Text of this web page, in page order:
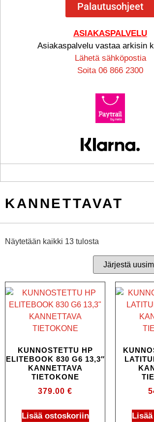
Palautusohjeet
ASIAKASPALVELU
Asiakaspalvelu vastaa arkisin
Lähetä sähköpostia
Soita 06 866 2300
KANNETTAVAT
Näytetään kaikki 13 tulosta
KUNNOSTETTU HP
ELITEBOOK 830 G6 13,3″
KANNETTAVA
TIETOKONE
379.00 €
Lisää ostoskoriin